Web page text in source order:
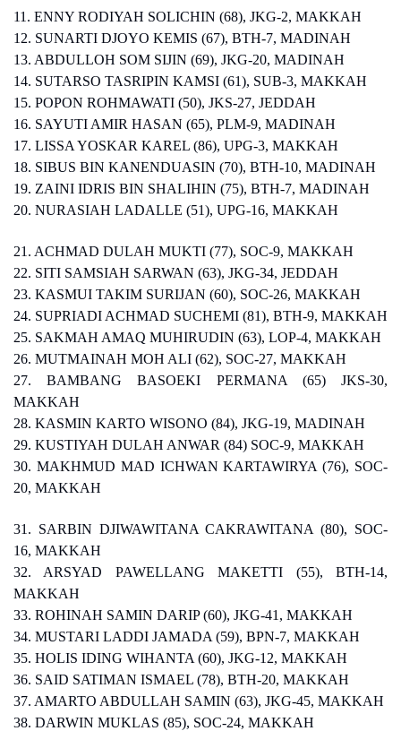
11. ENNY RODIYAH SOLICHIN (68), JKG-2, MAKKAH
12. SUNARTI DJOYO KEMIS (67), BTH-7, MADINAH
13. ABDULLOH SOM SIJIN (69), JKG-20, MADINAH
14. SUTARSO TASRIPIN KAMSI (61), SUB-3, MAKKAH
15. POPON ROHMAWATI (50), JKS-27, JEDDAH
16. SAYUTI AMIR HASAN (65), PLM-9, MADINAH
17. LISSA YOSKAR KAREL (86), UPG-3, MAKKAH
18. SIBUS BIN KANENDUASIN (70), BTH-10, MADINAH
19. ZAINI IDRIS BIN SHALIHIN (75), BTH-7, MADINAH
20. NURASIAH LADALLE (51), UPG-16, MAKKAH
21. ACHMAD DULAH MUKTI (77), SOC-9, MAKKAH
22. SITI SAMSIAH SARWAN (63), JKG-34, JEDDAH
23. KASMUI TAKIM SURIJAN (60), SOC-26, MAKKAH
24. SUPRIADI ACHMAD SUCHEMI (81), BTH-9, MAKKAH
25. SAKMAH AMAQ MUHIRUDIN (63), LOP-4, MAKKAH
26. MUTMAINAH MOH ALI (62), SOC-27, MAKKAH
27. BAMBANG BASOEKI PERMANA (65) JKS-30,
MAKKAH
28. KASMIN KARTO WISONO (84), JKG-19, MADINAH
29. KUSTIYAH DULAH ANWAR (84) SOC-9, MAKKAH
30. MAKHMUD MAD ICHWAN KARTAWIRYA (76), SOC-
20, MAKKAH
31. SARBIN DJIWAWITANA CAKRAWITANA (80), SOC-
16, MAKKAH
32. ARSYAD PAWELLANG MAKETTI (55), BTH-14,
MAKKAH
33. ROHINAH SAMIN DARIP (60), JKG-41, MAKKAH
34. MUSTARI LADDI JAMADA (59), BPN-7, MAKKAH
35. HOLIS IDING WIHANTA (60), JKG-12, MAKKAH
36. SAID SATIMAN ISMAEL (78), BTH-20, MAKKAH
37. AMARTO ABDULLAH SAMIN (63), JKG-45, MAKKAH
38. DARWIN MUKLAS (85), SOC-24, MAKKAH